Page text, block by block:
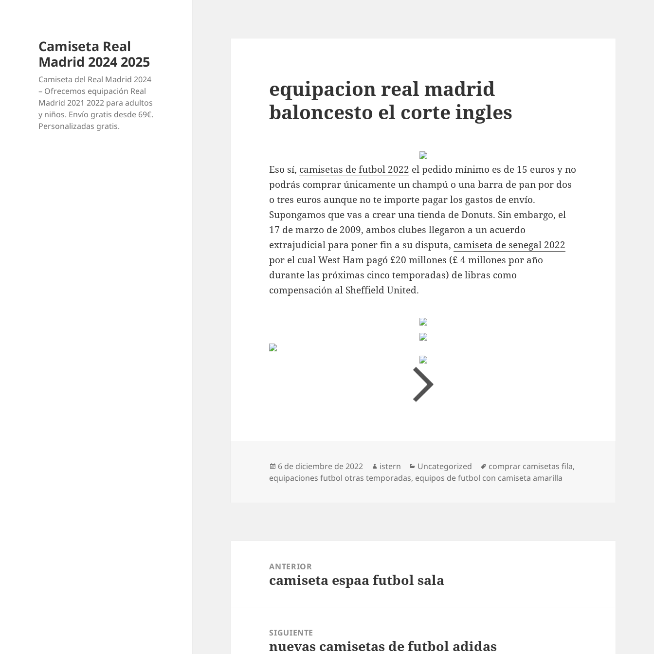
Camiseta Real
Madrid 2024 2025
Camiseta del Real Madrid 2024
– Ofrecemos equipación Real
Madrid 2021 2022 para adultos
y niños. Envío gratis desde 69€.
Personalizadas gratis.
equipacion real madrid
baloncesto el corte ingles
Eso sí, camisetas de futbol 2022 el pedido mínimo es de 15 euros y no
podrás comprar únicamente un champú o una barra de pan por dos
o tres euros aunque no te importe pagar los gastos de envío.
Supongamos que vas a crear una tienda de Donuts. Sin embargo, el
17 de marzo de 2009, ambos clubes llegaron a un acuerdo
extrajudicial para poner fin a su disputa, camiseta de senegal 2022
por el cual West Ham pagó £20 millones (£ 4 millones por año
durante las próximas cinco temporadas) de libras como
compensación al Sheffield United.
Publicado
el
6 de diciembre de 2022 Autor
istern Categorías
Uncategorized Etiquetas
comprar camisetas fila,
equipaciones futbol otras temporadas, equipos de futbol con camiseta amarilla
entradas
ANTERIOR
Entrada
camiseta espaa futbol sala
SIGUIENTE
Entrada
nuevas camisetas de futbol adidas